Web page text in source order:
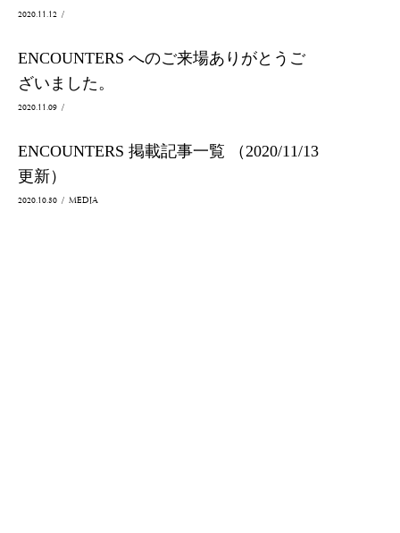
ANB Tokyo
EVENTS
ABOUT US
ANB Tokyo
EVENTS
ABOUT US
2020.11.12 /
ENCOUNTERS へのご来場ありがとうご
ざいました。
2020.11.09 /
ENCOUNTERS 掲載記事一覧 （2020/11/13
更新）
2020.10.30 / MEDIA